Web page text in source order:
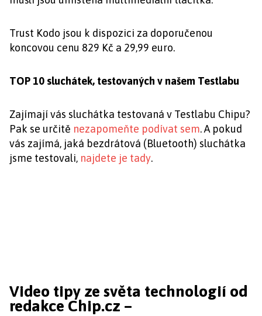
Trust Kodo jsou k dispozici za doporučenou
koncovou cenu 829 Kč a 29,99 euro.
TOP 10 sluchátek, testovaných v našem Testlabu
Zajímají vás sluchátka testovaná v Testlabu Chipu?
Pak se určitě nezapomeňte podívat sem. A pokud
vás zajímá, jaká bezdrátová (Bluetooth) sluchátka
jsme testovali, najdete je tady.
Video tipy ze světa technologií od
redakce Chip.cz –